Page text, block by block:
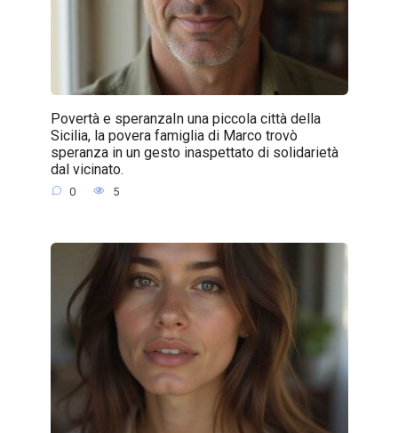
Povertà e speranzaIn una piccola città della
Sicilia, la povera famiglia di Marco trovò
speranza in un gesto inaspettato di solidarietà
dal vicinato.
0 5